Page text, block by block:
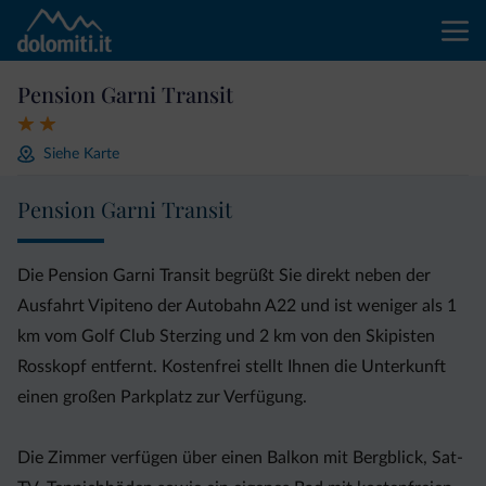
Pension Garni Transit
Siehe Karte
Pension Garni Transit
Die Pension Garni Transit begrüßt Sie direkt neben der
Ausfahrt Vipiteno der Autobahn A22 und ist weniger als 1
km vom Golf Club Sterzing und 2 km von den Skipisten
Rosskopf entfernt. Kostenfrei stellt Ihnen die Unterkunft
einen großen Parkplatz zur Verfügung.
Die Zimmer verfügen über einen Balkon mit Bergblick, Sat-